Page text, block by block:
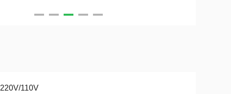
220V/110V